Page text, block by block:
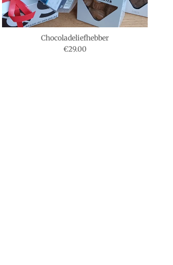
Chocoladeliefhebber
Reguliere prijs
€29.00